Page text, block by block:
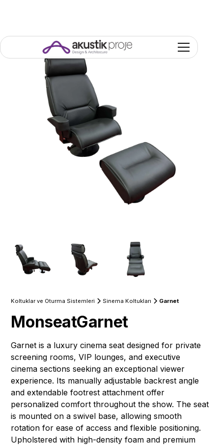
Koltuklar ve Oturma Sistemleri Sinema Koltukları Garnet
MonseatGarnet
Garnet is a luxury cinema seat designed for private
screening rooms, VIP lounges, and executive
cinema sections seeking an exceptional viewer
experience. Its manually adjustable backrest angle
and extendable footrest attachment offer
personalized comfort throughout the show. The seat
is mounted on a swivel base, allowing smooth
rotation for ease of access and flexible positioning.
Upholstered with high-density foam and premium